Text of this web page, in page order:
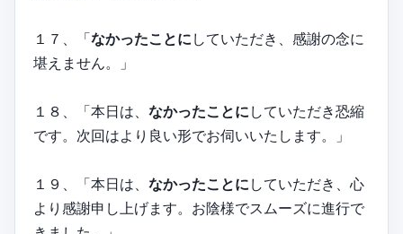
１７、「なかったことに していただき、感謝の念に
堪えません。」
１８、「本日は、 なかったことに していただき恐縮
です。次回はより良い形でお伺いいたします。」
１９、「本日は、 なかったことに していただき、心
より感謝申し上げます。お陰様でスムーズに進行で